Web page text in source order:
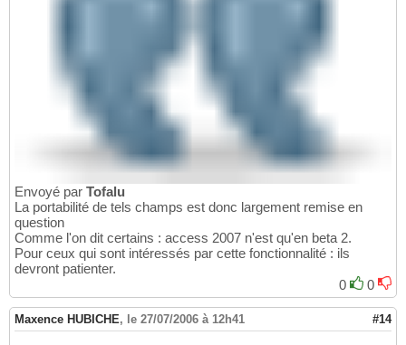
Envoyé par Tofalu
La portabilité de tels champs est donc largement remise en
question
Comme l'on dit certains : access 2007 n'est qu'en beta 2.
Pour ceux qui sont intéressés par cette fonctionnalité : ils
devront patienter.
0
0
Maxence HUBICHE, le 27/07/2006 à 12h41 #14